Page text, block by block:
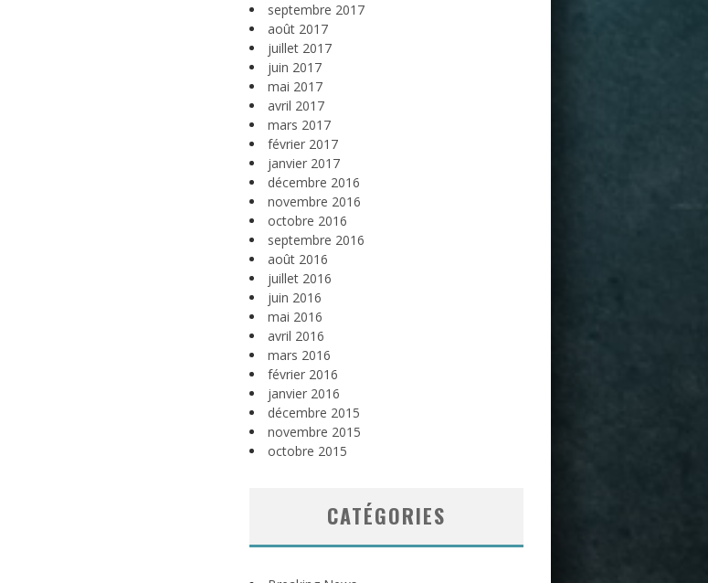
septembre 2017
août 2017
juillet 2017
juin 2017
mai 2017
avril 2017
mars 2017
février 2017
janvier 2017
décembre 2016
novembre 2016
octobre 2016
septembre 2016
août 2016
juillet 2016
juin 2016
mai 2016
avril 2016
mars 2016
février 2016
janvier 2016
décembre 2015
novembre 2015
octobre 2015
CATÉGORIES